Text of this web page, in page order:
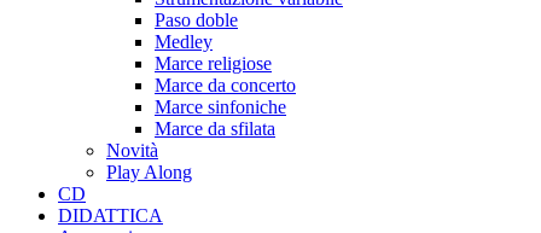
Paso doble
Medley
Marce religiose
Marce da concerto
Marce sinfoniche
Marce da sfilata
Novità
Play Along
CD
DIDATTICA